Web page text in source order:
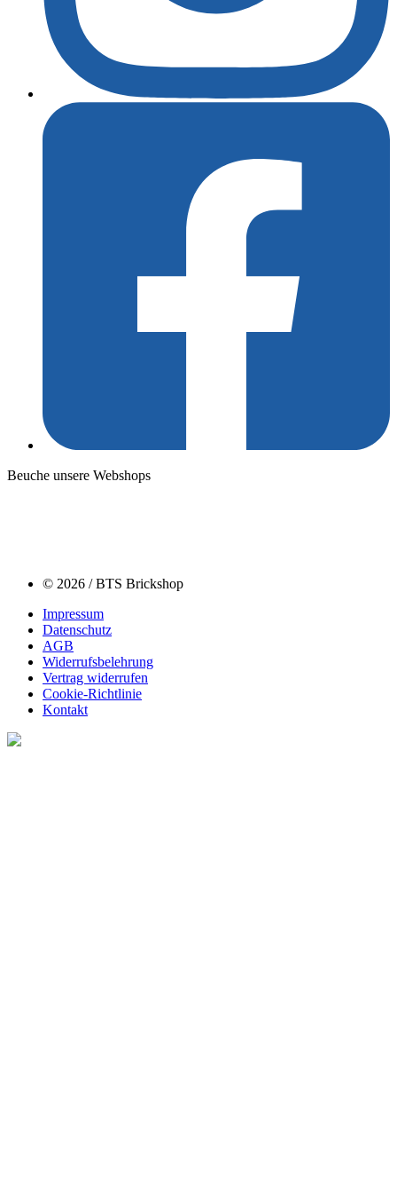
Beuche unsere Webshops
© 2026 / BTS Brickshop
Impressum
Datenschutz
AGB
Widerrufsbelehrung
Vertrag widerrufen
Cookie-Richtlinie
Kontakt